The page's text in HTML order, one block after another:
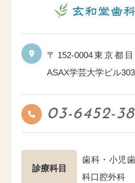
〒152-0004東京都目
ASAX学芸大学ビル
03-6452-
診療科目
歯科・小児
科口腔外科